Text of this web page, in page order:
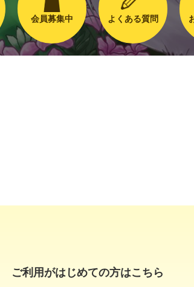
会員募集中 よくある質問
ご利用がはじめての方はこちら